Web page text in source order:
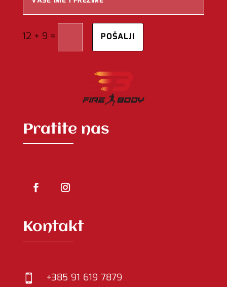
12 + 9 = POŠALJI
Pratite nas
Kontakt
 +385 91 619 7879